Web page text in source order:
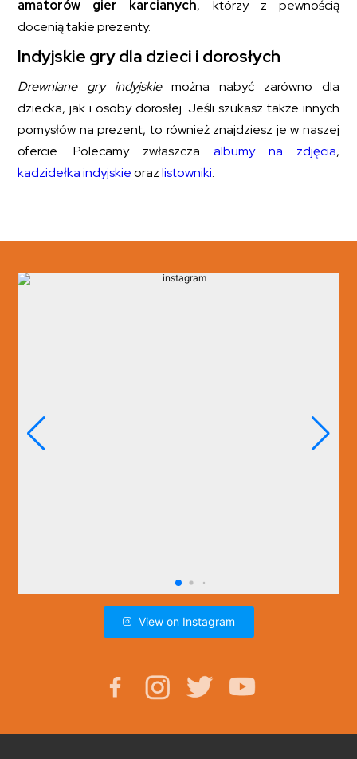
amatorów gier karcianych, którzy z pewnością
docenią takie prezenty.
Indyjskie gry dla dzieci i dorosłych
Drewniane gry indyjskie można nabyć zarówno dla
dziecka, jak i osoby dorosłej. Jeśli szukasz także innych
pomysłów na prezent, to również znajdziesz je w naszej
ofercie. Polecamy zwłaszcza albumy na zdjęcia,
kadzidełka indyjskieorazlistowniki.
View on Instagram